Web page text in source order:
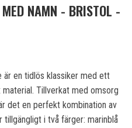
NAMN - BRISTOL -
är en tidlös klassiker med ett
Tillverkat med omsorg
det en perfekt kombination av
i två färger: marinblå